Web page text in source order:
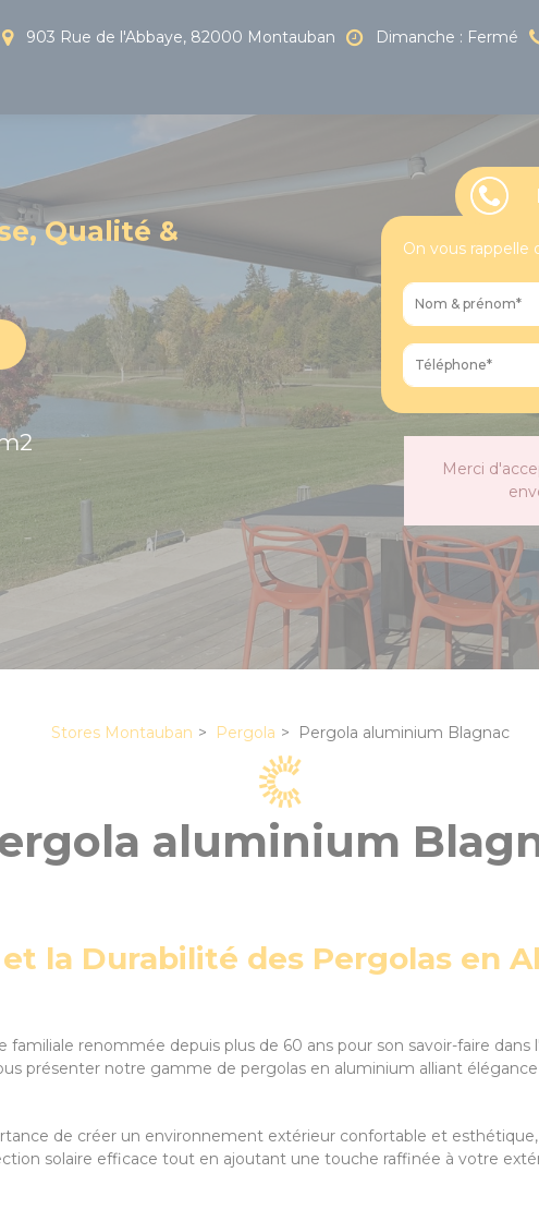
903 Rue de l'Abbaye, 82000 Montauban Dimanche : Fermé
Qualité &
On vous rappelle
Merci
Stores Montauban Pergola Pergola aluminium Blagnac
aluminium
la Durabilité des Pergolas en
familiale renommée depuis plus de 60 ans pour son savoir-faire
présenter notre gamme de pergolas en aluminium alliant
de créer un environnement extérieur confortable et
solaire efficace tout en ajoutant une touche raffinée à votre